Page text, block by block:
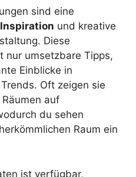
sind eine
Inspiration und kreative
Diese
nur umsetzbare Tipps,
Einblicke in
Oft zeigen sie
auf
du sehen
Raum ein
ist verfügbar,